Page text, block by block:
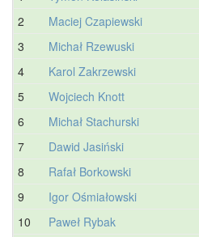
2 Maciej Czapiewski
3 Michał Rzewuski
4 Karol Zakrzewski
5 Wojciech Knott
6 Michał Stachurski
7 Dawid Jasiński
8 Rafał Borkowski
9 Igor Ośmiałowski
10 Paweł Rybak